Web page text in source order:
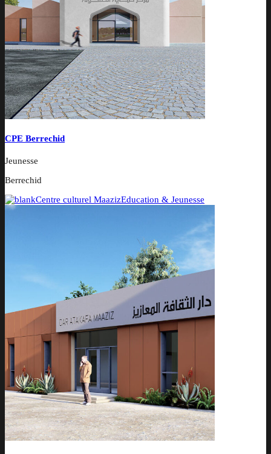
CPE Berrechid
Jeunesse
Berrechid
Centre culturel MaazizEducation & Jeunesse